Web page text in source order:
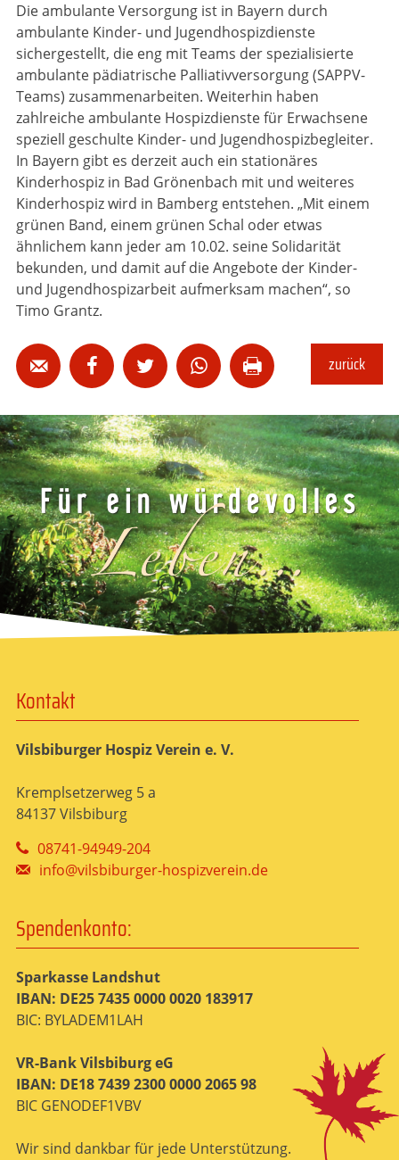
Die ambulante Versorgung ist in Bayern durch
ambulante Kinder- und Jugendhospizdienste
sichergestellt, die eng mit Teams der spezialisierte
ambulante pädiatrische Palliativversorgung (SAPPV-
Teams) zusammenarbeiten. Weiterhin haben
zahlreiche ambulante Hospizdienste für Erwachsene
speziell geschulte Kinder- und Jugendhospizbegleiter.
In Bayern gibt es derzeit auch ein stationäres
Kinderhospiz in Bad Grönenbach mit und weiteres
Kinderhospiz wird in Bamberg entstehen. „Mit einem
grünen Band, einem grünen Schal oder etwas
ähnlichem kann jeder am 10.02. seine Solidarität
bekunden, und damit auf die Angebote der Kinder-
und Jugendhospizarbeit aufmerksam machen“, so
Timo Grantz.
     zurück
Kontakt
Vilsbiburger Hospiz Verein e. V.
Kremplsetzerweg 5 a
84137 Vilsbiburg
08741-94949-204
info@vilsbiburger-hospizverein.de
Spendenkonto:
Sparkasse Landshut
IBAN: DE25 7435 0000 0020 183917
BIC: BYLADEM1LAH
VR-Bank Vilsbiburg eG
IBAN: DE18 7439 2300 0000 2065 98
BIC GENODEF1VBV
Wir sind dankbar für jede Unterstützung.